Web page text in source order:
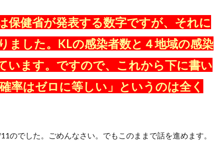
保健省が発表する数字ですが、それに
ました。KLの感染者数と４地域の感染
います。ですので、これから下に書い
率はゼロに等しい」というのは全く
のでした。ごめんなさい。でもこのままで話を進めます。